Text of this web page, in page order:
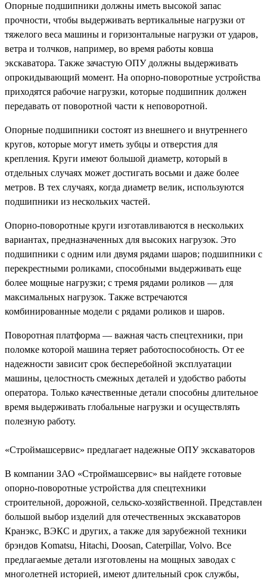
Опорные подшипники должны иметь высокой запас
прочности, чтобы выдерживать вертикальные нагрузки от
тяжелого веса машины и горизонтальные нагрузки от ударов,
ветра и толчков, например, во время работы ковша
экскаватора. Также зачастую ОПУ должны выдерживать
опрокидывающий момент. На опорно-поворотные устройства
приходятся рабочие нагрузки, которые подшипник должен
передавать от поворотной части к неповоротной.
Опорные подшипники состоят из внешнего и внутреннего
кругов, которые могут иметь зубцы и отверстия для
крепления. Круги имеют большой диаметр, который в
отдельных случаях может достигать восьми и даже более
метров. В тех случаях, когда диаметр велик, используются
подшипники из нескольких частей.
Опорно-поворотные круги изготавливаются в нескольких
вариантах, предназначенных для высоких нагрузок. Это
подшипники с одним или двумя рядами шаров; подшипники с
перекрестными роликами, способными выдерживать еще
более мощные нагрузки; с тремя рядами роликов — для
максимальных нагрузок. Также встречаются
комбинированные модели с рядами роликов и шаров.
Поворотная платформа — важная часть спецтехники, при
поломке которой машина теряет работоспособность. От ее
надежности зависит срок бесперебойной эксплуатации
машины, целостность смежных деталей и удобство работы
оператора. Только качественные детали способны длительное
время выдерживать глобальные нагрузки и осуществлять
полезную работу.
«Строймашсервис» предлагает надежные ОПУ экскаваторов
В компании ЗАО «Строймашсервис» вы найдете готовые
опорно-поворотные устройства для спецтехники
строительной, дорожной, сельско-хозяйственной. Представлен
большой выбор изделий для отечественных экскаваторов
Кранэкс, ВЭКС и других, а также для зарубежной техники
брэндов Komatsu, Hitachi, Doosan, Caterpillar, Volvo. Все
предлагаемые детали изготовлены на мощных заводах с
многолетней историей, имеют длительный срок службы,